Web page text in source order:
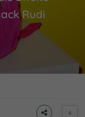
Rudi
4